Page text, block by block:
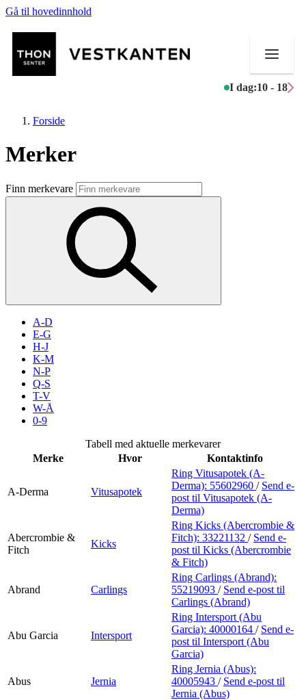
Gå til hovedinnhold
I dag:10 - 18
Butikker
Mat og drikke
Aktiviteter
Inspirasjon
Søk
Praktisk informasjon
Ledige stillinger
Gavekort
Forside
Merker
Finn merkevare
A-D
E-G
H-J
K-M
N-P
Q-S
T-V
W-Å
0-9
Tabell med aktuelle merkevarer
Merke
Hvor Kontaktinfo
A-Derma Vitusapotek
Ring Vitusapotek (A-
Derma): 55602960 / Send e-
post til Vitusapotek (A-
Derma)
Abercrombie &
Fitch
Kicks
Ring Kicks (Abercrombie &
Fitch): 33221132 / Send e-
post til Kicks (Abercrombie
& Fitch)
Abrand Carlings
Ring Carlings (Abrand):
55219093 / Send e-post til
Carlings (Abrand)
Abu Garcia Intersport
Ring Intersport (Abu
Garcia): 40000164 / Send e-
post til Intersport (Abu
Garcia)
Abus Jernia
Ring Jernia (Abus):
40005943 / Send e-post til
Jernia (Abus)